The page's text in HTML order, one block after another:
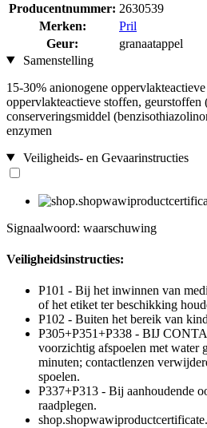
Producentnummer: 2630539
Merken:
Pril
Geur:
granaatappel
Samenstelling
15-30% anionogene
oppervlakteactieve stoffen, geurstoffen
conserveringsmiddel
enzymen
Veiligheids- en Gevaarinstructies
Signaalwoord: waarschuwing
Veiligheidsinstructies:
P101 - Bij het inwinnen van
of het etiket ter beschikking
P102 - Buiten het bereik van
P305+P351+P338 - BIJ
voorzichtig afspoelen met water
minuten; contactlenzen
spoelen.
P337+P313 - Bij aanhoudende
raadplegen.